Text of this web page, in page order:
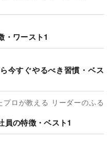
・ワースト1
今すぐやるべき習慣・ベス
ロが教える リーダーのふる
員の特徴・ベスト1